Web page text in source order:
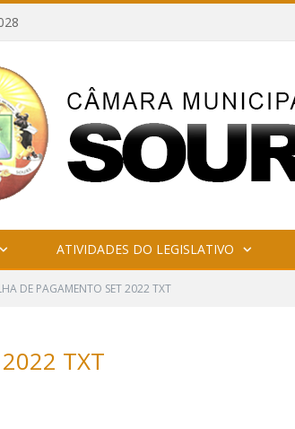
ATIVIDADES DO LEGISLATIVO
DE PAGAMENTO SET 2022 TXT
TXT